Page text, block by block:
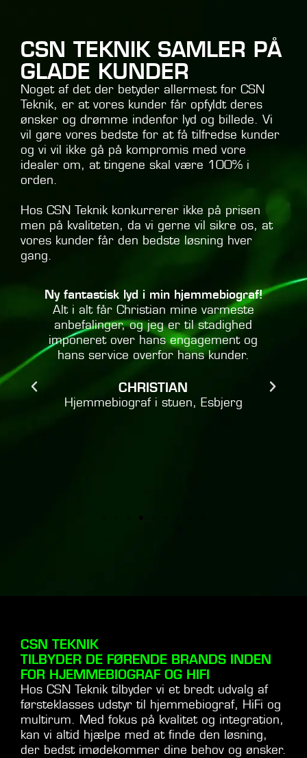
CSN TEKNIK SAMLER PÅ
GLADE KUNDER
Noget af det der betyder allermest for CSN
Teknik, er at vores kunder får opfyldt deres
ønsker og drømme indenfor lyd og billede. Vi
vil gøre vores bedste for at få tilfredse kunder
og vi vil ikke gå på kompromis med vore
idealer om, at tingene skal være 100% i
orden.
Hos CSN Teknik konkurrerer ikke på prisen
men på kvaliteten, da vi gerne vil sikre os, at
vores kunder får den bedste løsning hver
gang.
Ny fantastisk lyd i min hjemmebiograf!
Alt i alt får Christian mine varmeste
anbefalinger, og jeg er til stadighed
imponeret over hans engagement og
hans service overfor hans kunder.
CHRISTIAN
Hjemmebiograf i stuen, Esbjerg
CSN TEKNIK
TILBYDER DE FØRENDE BRANDS INDEN
FOR HJEMMEBIOGRAF OG HIFI
Hos CSN Teknik tilbyder vi et bredt udvalg af
førsteklasses udstyr til hjemmebiograf, HiFi og
multirum. Med fokus på kvalitet og integration,
kan vi altid hjælpe med at finde den løsning,
der bedst imødekommer dine behov og ønsker.